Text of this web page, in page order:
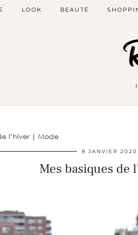
LOOK BEAUTÉ
l’hiver | Mode
8 JANVIER 2020
Mes basiques de